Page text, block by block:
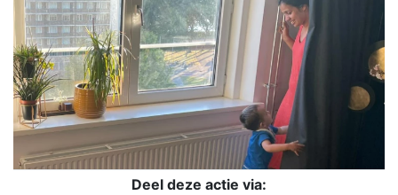
Deel deze actie via: